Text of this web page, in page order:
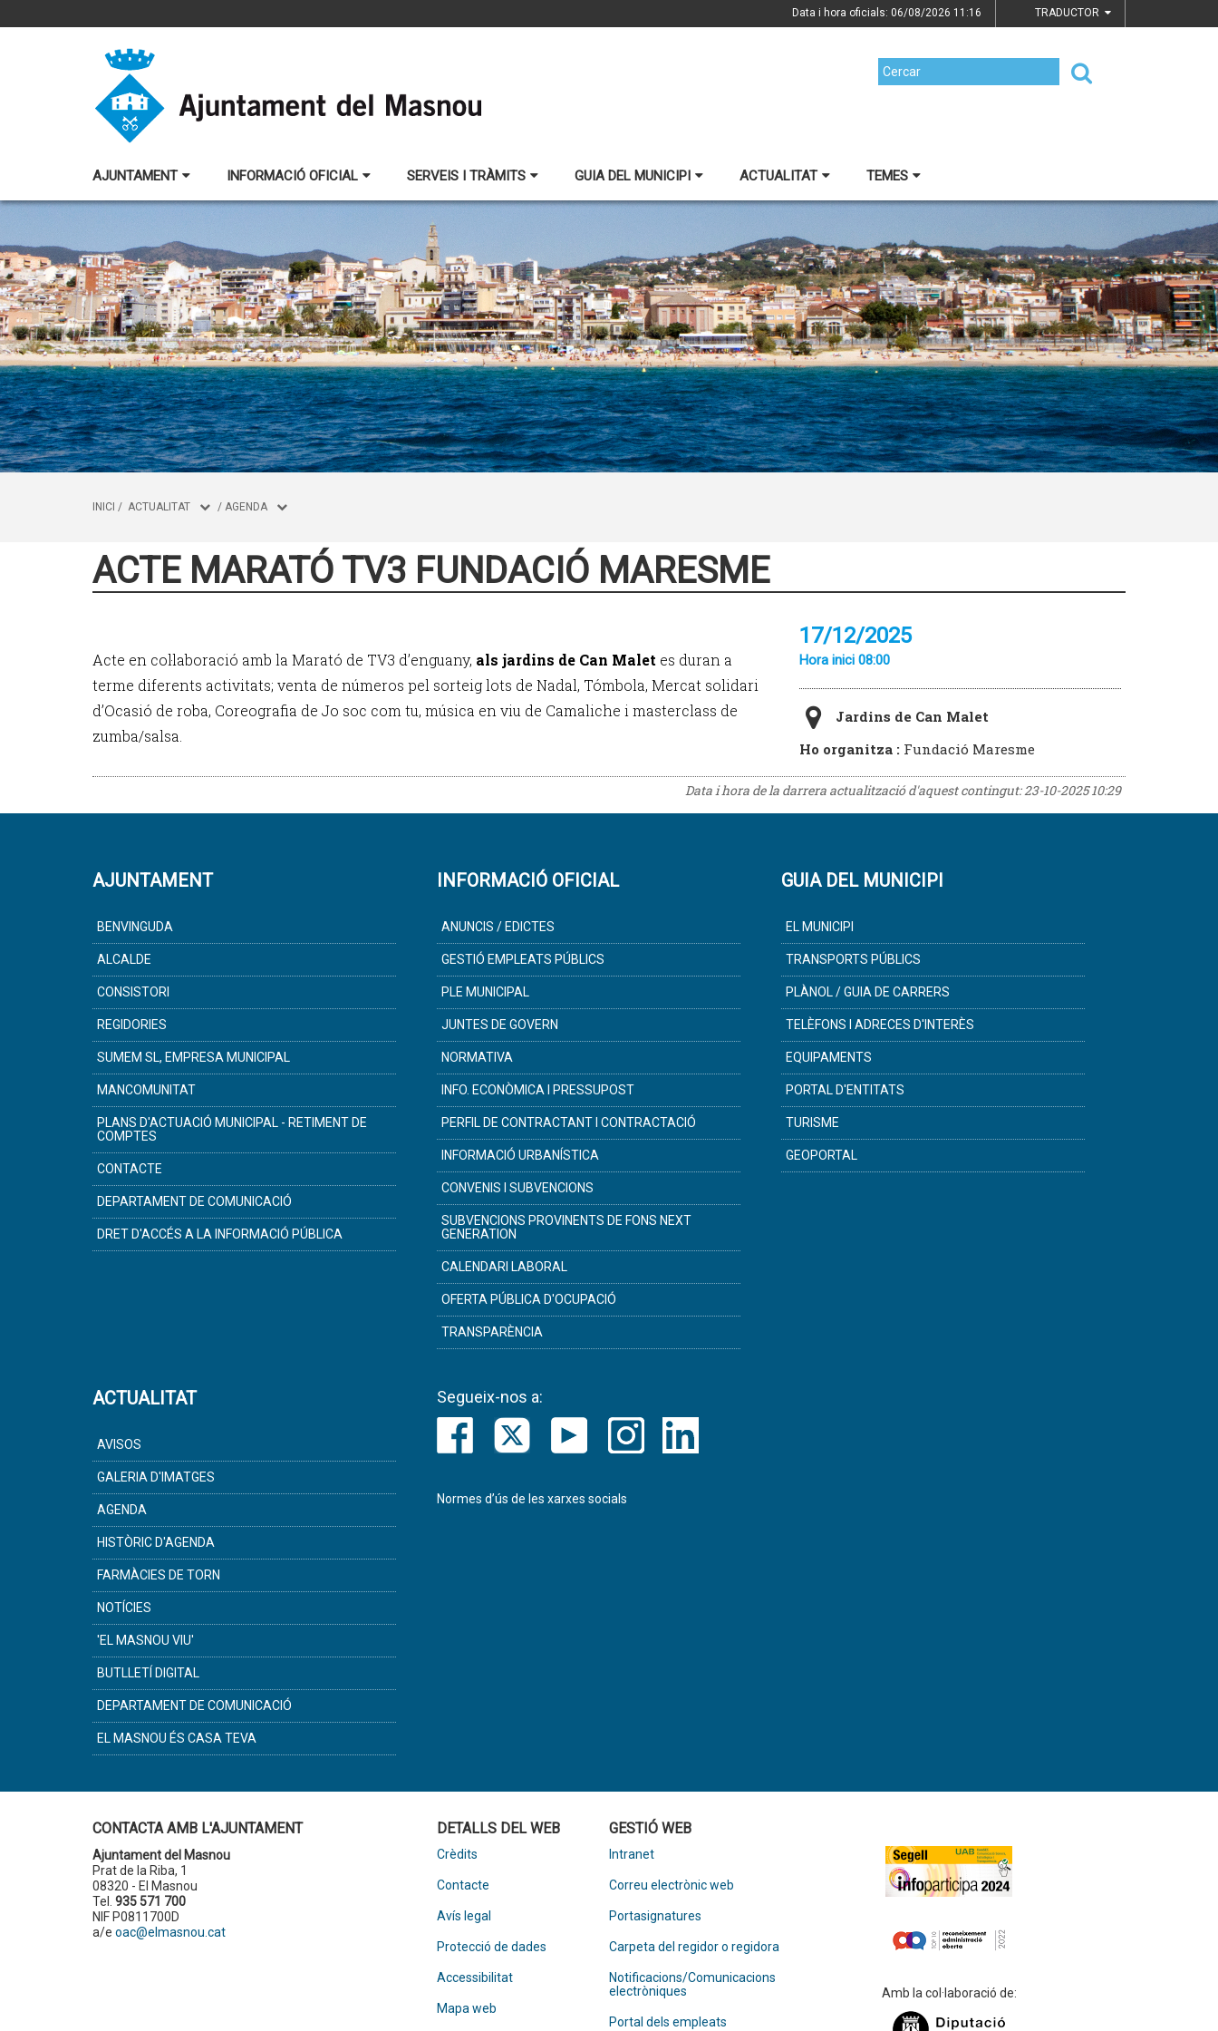
Data i hora oficials: 06/08/2026 11:16 TRADUCTOR
AJUNTAMENT INFORMACIÓ OFICIAL SERVEIS I TRÀMITS GUIA DEL MUNICIPI ACTUALITAT TEMES
INICI / ACTUALITAT / AGENDA
ACTE MARATÓ TV3 FUNDACIÓ MARESME
Acte en col·laboració amb la Marató de TV3 d’enguany, als jardins de Can Malet es duran a
terme diferents activitats; venta de números pel sorteig lots de Nadal, Tómbola, Mercat solidari
d’Ocasió de roba, Coreografia de Jo soc com tu, música en viu de Camaliche i masterclass de
zumba/salsa.
17/12/2025
Hora inici 08:00
Jardins de Can Malet
Ho organitza : Fundació Maresme
Data i hora de la darrera actualització d'aquest contingut:23-10-2025 10:29
AJUNTAMENT
BENVINGUDA
ALCALDE
CONSISTORI
REGIDORIES
SUMEM SL, EMPRESA MUNICIPAL
MANCOMUNITAT
PLANS D'ACTUACIÓ MUNICIPAL - RETIMENT DE
COMPTES
CONTACTE
DEPARTAMENT DE COMUNICACIÓ
DRET D'ACCÉS A LA INFORMACIÓ PÚBLICA
INFORMACIÓ OFICIAL
ANUNCIS / EDICTES
GESTIÓ EMPLEATS PÚBLICS
PLE MUNICIPAL
JUNTES DE GOVERN
NORMATIVA
INFO. ECONÒMICA I PRESSUPOST
PERFIL DE CONTRACTANT I CONTRACTACIÓ
INFORMACIÓ URBANÍSTICA
CONVENIS I SUBVENCIONS
SUBVENCIONS PROVINENTS DE FONS NEXT
GENERATION
CALENDARI LABORAL
OFERTA PÚBLICA D'OCUPACIÓ
TRANSPARÈNCIA
GUIA DEL MUNICIPI
EL MUNICIPI
TRANSPORTS PÚBLICS
PLÀNOL / GUIA DE CARRERS
TELÈFONS I ADRECES D'INTERÈS
EQUIPAMENTS
PORTAL D'ENTITATS
TURISME
GEOPORTAL
ACTUALITAT
AVISOS
GALERIA D'IMATGES
AGENDA
HISTÒRIC D'AGENDA
FARMÀCIES DE TORN
NOTÍCIES
'EL MASNOU VIU'
BUTLLETÍ DIGITAL
DEPARTAMENT DE COMUNICACIÓ
EL MASNOU ÉS CASA TEVA
Segueix-nos a:
Normes d’ús de les xarxes socials
CONTACTA AMB L'AJUNTAMENT
Ajuntament del Masnou
Prat de la Riba, 1
08320 - El Masnou
Tel. 935 571 700
NIF P0811700D
a/e oac@elmasnou.cat
DETALLS DEL WEB
Crèdits
Contacte
Avís legal
Protecció de dades
Accessibilitat
Mapa web
GESTIÓ WEB
Intranet
Correu electrònic web
Portasignatures
Carpeta del regidor o regidora
Notificacions/Comunicacions
electròniques
Portal dels empleats
Amb la col·laboració de: